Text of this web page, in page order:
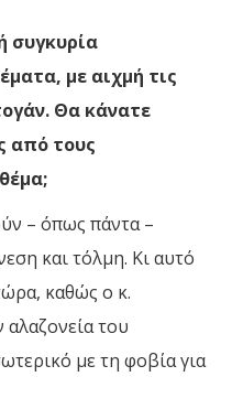
συγκυρία
με αιχμή τις
Θα κάνατε
από τους
– όπως πάντα –
και τόλμη. Κι αυτό
καθώς ο κ.
του
με τη φοβία για